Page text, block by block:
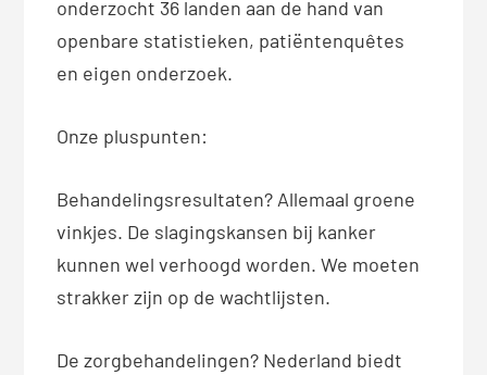
onderzocht 36 landen aan de hand van
openbare statistieken, patiëntenquêtes
en eigen onderzoek.
Onze pluspunten:
Behandelingsresultaten? Allemaal groene
vinkjes. De slagingskansen bij kanker
kunnen wel verhoogd worden. We moeten
strakker zijn op de wachtlijsten.
De zorgbehandelingen? Nederland biedt